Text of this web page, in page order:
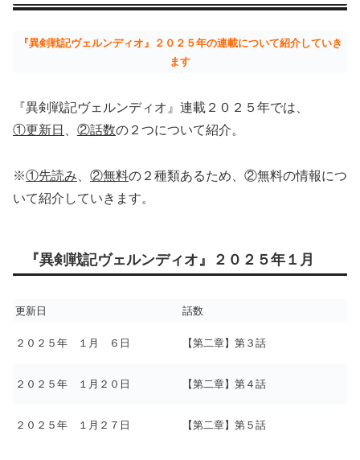
『異剣戦記ヴェルンディオ』２０２５年の連載について紹介していき
ます
『異剣戦記ヴェルンディオ』連載２０２５年では、
①更新日
②話数の２つについて紹介。
※①先読み ②無料の２種類あるため、②無料の情報につ
いて紹介していきます。
『異剣戦記ヴェルンディオ』２０２５年１月
更新日 話数
２０２５年 １月 ６日 【第二章】第３話
２０２５年 １月２０日 【第二章】第４話
２０２５年 １月２７日 【第二章】第５話